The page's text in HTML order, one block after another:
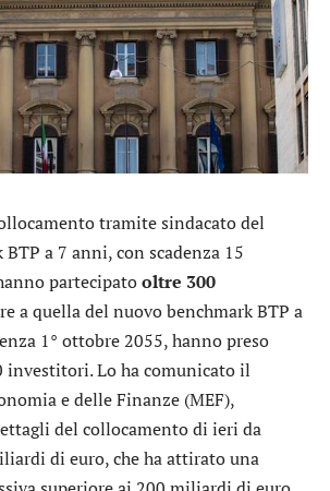
tramite sindacato del
a 7 anni, con scadenza 15
partecipatooltre 300
a quella del nuovo benchmark BTP a
1° ottobre 2055, hanno preso
investitori. Lo ha comunicato il
e delle Finanze (MEF),
del collocamento di ieri da
di euro, che ha attirato una